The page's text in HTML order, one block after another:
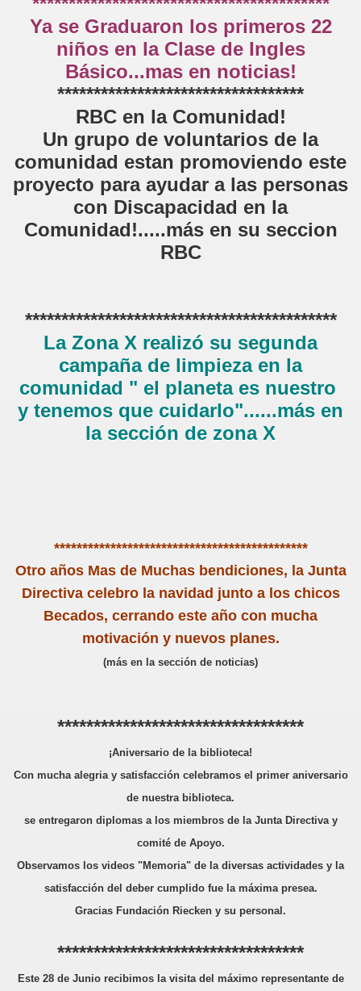
Ya se Graduaron los primeros 22
niños en la Clase de Ingles
Básico...mas en noticias!
**********************************
RBC en la Comunidad!
Un grupo de voluntarios de la
comunidad estan promoviendo este
proyecto para ayudar a las personas
con Discapacidad en la
Comunidad!.....más en su seccion
RBC
*******************************************
La Zona X realizó su segunda
campaña de limpieza en la
comunidad " el planeta es nuestro
y tenemos que cuidarlo"......más en
la sección de zona X
*********************************************
Otro años Mas de Muchas bendiciones, la Junta
Directiva celebro la navidad junto a los chicos
Becados, cerrando este año con mucha
motivación y nuevos planes.
(más en la sección de noticias)
**********************************
¡Aniversario de la biblioteca!
Con mucha alegria y satisfacción celebramos el primer aniversario
de nuestra biblioteca.
se entregaron diplomas a los miembros de la Junta Directiva y
comité de Apoyo.
Observamos los videos "Memoria" de la diversas actividades y la
satisfacción del deber cumplido fue la máxima presea.
Gracias Fundación Riecken y su personal.
**********************************
Este 28 de Junio recibimos la visita del máximo representante de